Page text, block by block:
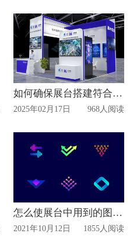
如何确保展台搭建符合展商预算？
2025年02月17日 968人阅读
怎么使展台中用到的图形脱颖而出？
2021年10月12日 1855人阅读